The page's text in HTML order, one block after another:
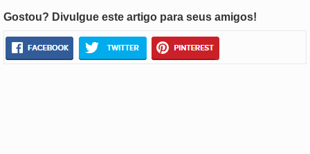
Gostou? Divulgue este artigo para seus amigos!